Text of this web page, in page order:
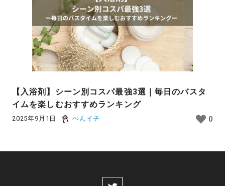
【入浴剤】シーン別コスパ最強3選｜毎日のバスタ
イムを楽しむおすすめランキング
2025年9月1日 ぺんイチ 0